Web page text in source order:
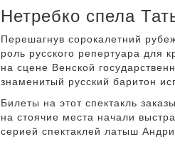
Нетребко спела
Перешагнув сорокалетний
роль русского репертуара для
на сцене Венской
знаменитый русский баритон
Билеты на этот спектакль
на стоячие места начали
серией спектаклей латыш